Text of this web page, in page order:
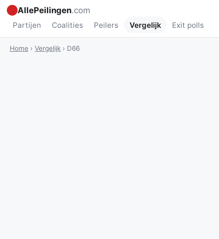
AllePeilingen.com
Partijen Coalities Peilers Vergelijk Exit polls
Home › Vergelijk › D66